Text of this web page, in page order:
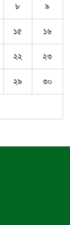
৮ ৯
১৫ ১৬
২২ ২৩
২৯ ৩০